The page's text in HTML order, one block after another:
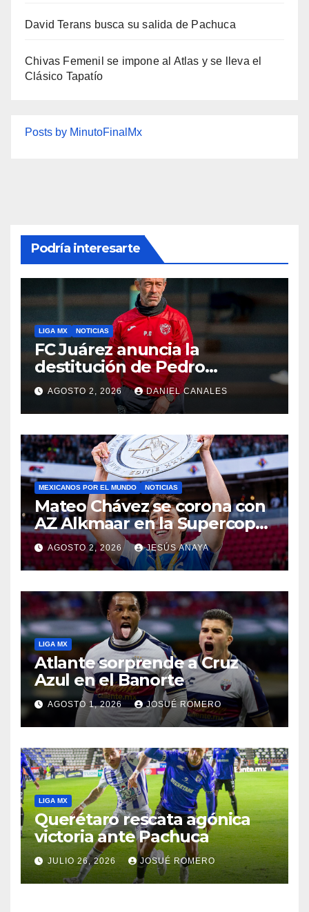
David Terans busca su salida de Pachuca
Chivas Femenil se impone al Atlas y se lleva el
Clásico Tapatío
Posts by MinutoFinalMx
Podría interesarte
LIGA MX NOTICIAS
FC Juárez anuncia la
destitución de Pedro
Caixinha
AGOSTO 2, 2026 DANIEL CANALES
MEXICANOS POR EL MUNDO NOTICIAS
Mateo Chávez se corona con
AZ Alkmaar en la Supercopa
de Países Bajos
AGOSTO 2, 2026 JESÚS ANAYA
LIGA MX
Atlante sorprende a Cruz
Azul en el Banorte
AGOSTO 1, 2026 JOSUÉ ROMERO
LIGA MX
Querétaro rescata agónica
victoria ante Pachuca
JULIO 26, 2026 JOSUÉ ROMERO